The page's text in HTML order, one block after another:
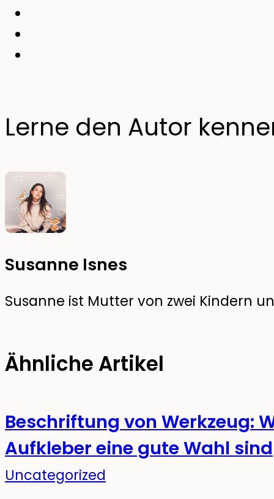
Lerne den Autor
Susanne Isnes
Susanne ist Mutter von zwei Kindern
Ähnliche Artikel
Beschriftung von Werkzeug:
Aufkleber eine gute Wahl sind
Uncategorized